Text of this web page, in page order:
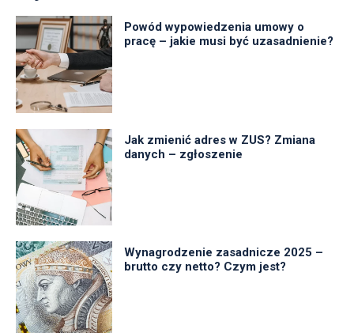
Powód wypowiedzenia umowy o
pracę – jakie musi być uzasadnienie?
Jak zmienić adres w ZUS? Zmiana
danych – zgłoszenie
Wynagrodzenie zasadnicze 2025 –
brutto czy netto? Czym jest?